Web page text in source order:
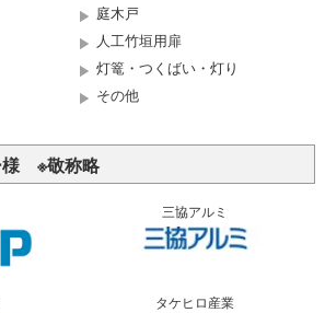
庭木戸
人工竹垣用扉
灯篭・つくばい・灯り
その他
様 ※敬称略
三協アルミ
タケヒロ産業